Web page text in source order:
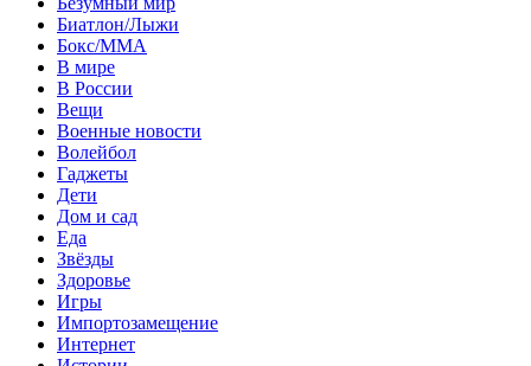
Биатлон/Лыжи
Бокс/MMA
В мире
В России
Вещи
Военные новости
Волейбол
Гаджеты
Дети
Дом и сад
Еда
Звёзды
Здоровье
Игры
Импортозамещение
Интернет